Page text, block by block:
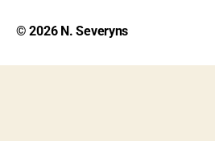
© 2026 N. Severyns